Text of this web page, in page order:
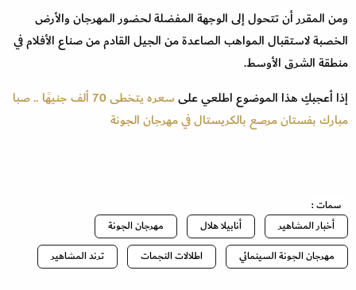
ومن المقرر أن تتحول إلى الوجهة المفضلة لحضور المهرجان والأرض
الخصبة لاستقبال المواهب الصاعدة من الجيل القادم من صناع الأفلام في
منطقة الشرق الأوسط.
إذا أعجبكِ هذا الموضوع اطلعي على
سعره يتخطى 70 ألف جنيهًا .. صبا
مبارك بفستان مرصع بالكريستال في مهرجان الجونة
سمات :
أخبار المشاهير
أنابيلا هلال
مهرجان الجونة
مهرجان الجونة السينمائي
اطلالات النجمات ترند المشاهير